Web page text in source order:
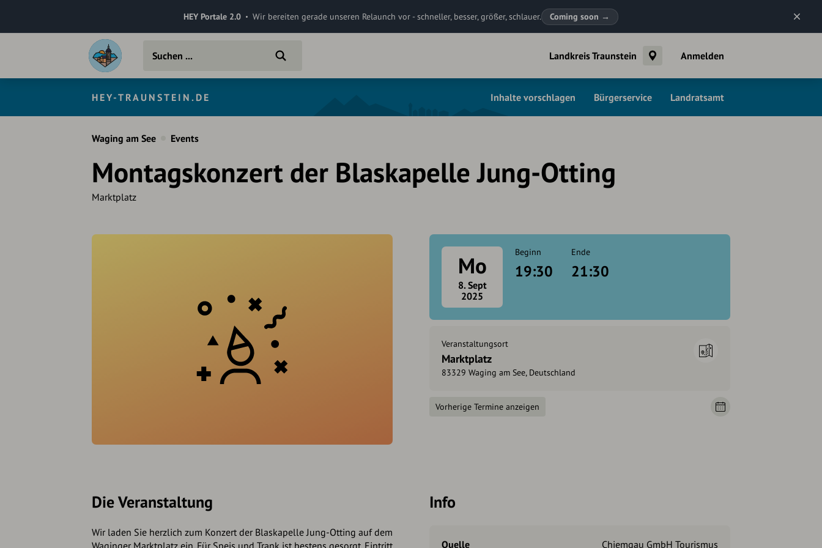
HEY Portale 2.0 Wir bereiten gerade unseren Relaunch vor - schneller, besser, größer, schlauer. Coming soon →
Landkreis Traunstein Anmelden
HEY-TRAUNSTEIN.DE Inhalte vorschlagen Bürgerservice Landratsamt
Waging am See Events
Montagskonzert der Blaskapelle Jung-Otting
Marktplatz
Mo
8. Sept
2025
Beginn
19:30
Ende
21:30
Veranstaltungsort
Marktplatz
83329 Waging am See, Deutschland
Vorherige Termine anzeigen
Die Veranstaltung
Wir laden Sie herzlich zum Konzert der Blaskapelle Jung-Otting auf dem
Info
Quelle Chiemgau GmbH Tourismus